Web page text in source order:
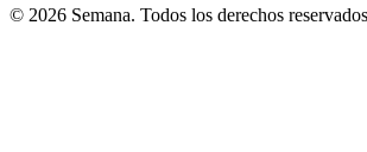
© 2026 Semana. Todos los derechos